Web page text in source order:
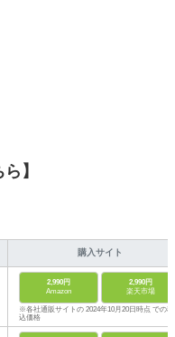
】
購入サイト
2,990円
Amazon
2,990円
楽天市場
※各社通販サイトの 2024年10月20日時点 での税
込価格